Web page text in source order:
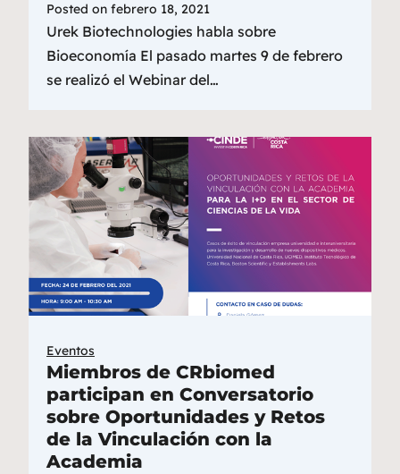
Posted on febrero 18, 2021
Urek Biotechnologies habla sobre
Bioeconomía El pasado martes 9 de febrero
se realizó el Webinar del…
Eventos
Miembros de CRbiomed
participan en Conversatorio
sobre Oportunidades y Retos
de la Vinculación con la
Academia